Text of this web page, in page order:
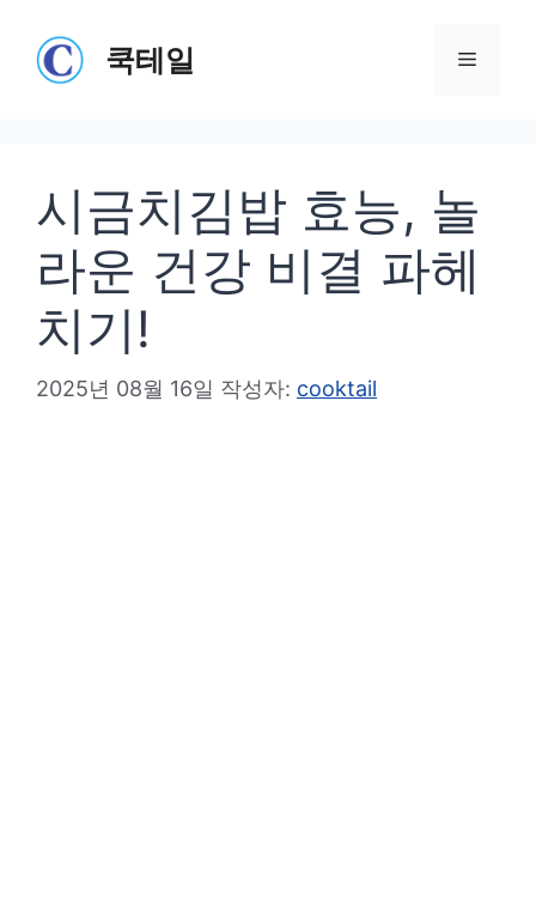
쿡테일 메
시금치김밥 효능, 놀
라운 건강 비결 파헤
치기!
2025년 08월 16일 작성자: cooktail